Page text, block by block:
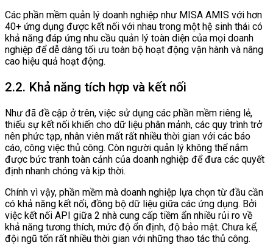
Các phần mềm quản lý doanh nghiệp như MISA AMIS với hơn
40+ ứng dụng được kết nối với nhau trong một hệ sinh thái có
khả năng đáp ứng nhu cầu quản lý toàn diện của mọi doanh
nghiệp để dễ dàng tối ưu toàn bộ hoạt động vận hành và nâng
cao hiệu quả hoạt động.
2.2. Khả năng tích hợp và kết nối
Như đã đề cập ở trên, việc sử dụng các phần mềm riêng lẻ,
thiếu sự kết nối khiến cho dữ liệu phân mảnh, các quy trình trở
nên phức tạp, nhân viên mất rất nhiều thời gian với các báo
cáo, công việc thủ công. Còn người quản lý không thể nắm
được bức tranh toàn cảnh của doanh nghiệp để đưa các quyết
định nhanh chóng và kịp thời.
Chính vì vậy, phần mềm mà doanh nghiệp lựa chọn từ đầu cần
có khả năng kết nối, đồng bộ dữ liệu giữa các ứng dụng. Bởi
việc kết nối API giữa 2 nhà cung cấp tiềm ẩn nhiều rủi ro về
khả năng tương thích, mức độ ổn định, độ bảo mật. Chưa kể,
đội ngũ tốn rất nhiều thời gian với những thao tác thủ công.